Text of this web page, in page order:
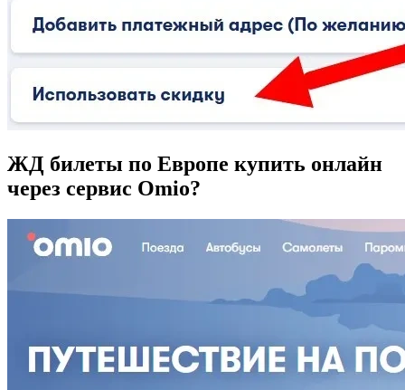
ЖД билеты по Европе купить онлайн
через сервис Omio?